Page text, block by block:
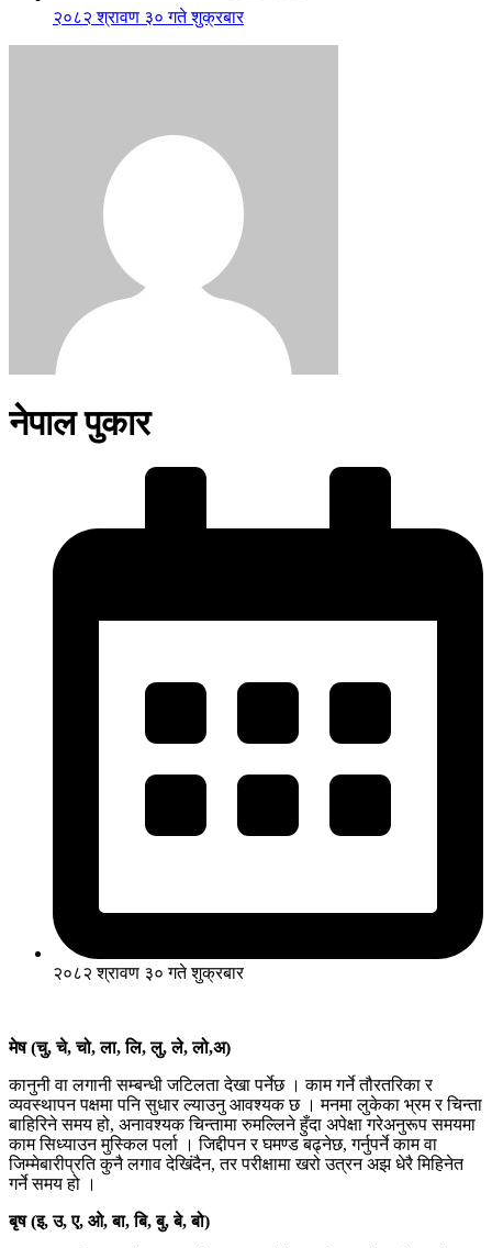
२०८२ श्रावण ३० गते शुक्रबार
नेपाल पुकार
२०८२ श्रावण ३० गते शुक्रबार
मेष (चु, चे, चो, ला, लि, लु, ले, लो,अ)
कानुनी वा लगानी सम्बन्धी जटिलता देखा पर्नेछ । काम गर्ने तौरतरिका र
व्यवस्थापन पक्षमा पनि सुधार ल्याउनु आवश्यक छ । मनमा लुकेका भ्रम र चिन्ता
बाहिरिने समय हो, अनावश्यक चिन्तामा रुमल्लिने हुँदा अपेक्षा गरेअनुरूप समयमा
काम सिध्याउन मुस्किल पर्ला । जिद्दीपन र घमण्ड बढ्नेछ, गर्नुपर्ने काम वा
जिम्मेबारीप्रति कुनै लगाव देखिंदैन, तर परीक्षामा खरो उत्रन अझ धेरै मिहिनेत
गर्ने समय हो ।
बृष (इ, उ, ए, ओ, बा, बि, बु, बे, बो)